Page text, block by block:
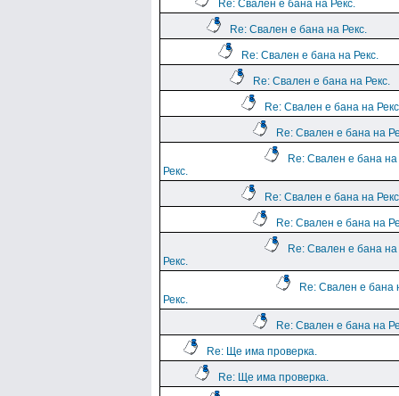
Re: Свален е бана на Рекс.
Re: Свален е бана на Рекс.
Re: Свален е бана на Рекс.
Re: Свален е бана на Рекс.
Re: Свален е бана на
Re: Свален е бана на
Re: Свален е бана на
Рекс.
Re: Свален е бана на
Re: Свален е бана на
Re: Свален е бана на
Рекс.
Re: Свален е бана
Рекс.
Re: Свален е бана на
Re: Ще има проверка.
Re: Ще има проверка.